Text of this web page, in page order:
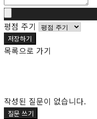
평점 주기
저장하기
목록으로 가기
작성된 질문이 없습니다.
질문 쓰기